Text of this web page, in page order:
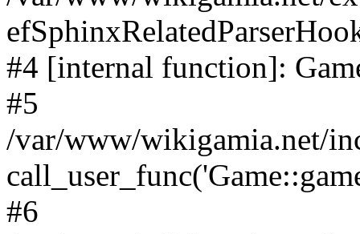
#4 [internal function]:
#5
/var/www/wikigamia.net/
#6